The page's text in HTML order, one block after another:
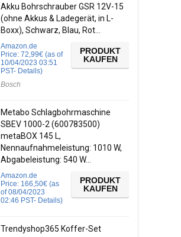
Akku Bohrschrauber GSR 12V-15
(ohne Akkus & Ladegerät, in L-
Boxx), Schwarz, Blau, Rot…
Amazon.de
Price: 72,99€ (as of
10/04/2023 03:51
PST- Details)
Bosch
PRODUKT
KAUFEN
Metabo Schlagbohrmaschine
SBEV 1000-2 (600783500)
metaBOX 145 L,
Nennaufnahmeleistung: 1010 W,
Abgabeleistung: 540 W…
Amazon.de
Price: 166,50€ (as
of 08/04/2023
02:46 PST- Details)
PRODUKT
KAUFEN
Trendyshop365 Koffer-Set